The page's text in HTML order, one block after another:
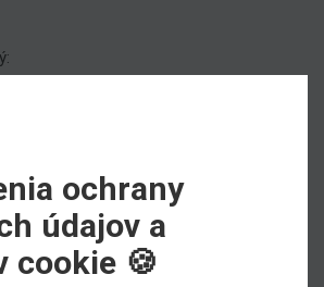
zmenu kontaktnej adresy,
v prípade, že faktúra nebola
ochrany
údajov a
cookie 🍪